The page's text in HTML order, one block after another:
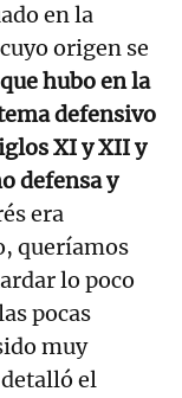
en la
origen se
hubo en la
defensivo
XI y XII y
defensa y
era
queríamos
lo poco
pocas
muy
el